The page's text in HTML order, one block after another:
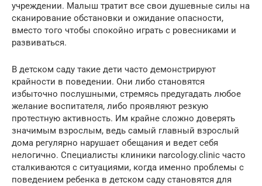
учреждении. Малыш тратит все свои душевные силы на
сканирование обстановки и ожидание опасности,
вместо того чтобы спокойно играть с ровесниками и
развиваться.
В детском саду такие дети часто демонстрируют
крайности в поведении. Они либо становятся
избыточно послушными, стремясь предугадать любое
желание воспитателя, либо проявляют резкую
протестную активность. Им крайне сложно доверять
значимым взрослым, ведь самый главный взрослый
дома регулярно нарушает обещания и ведет себя
нелогично. Специалисты клиники narcology.clinic часто
сталкиваются с ситуациями, когда именно проблемы с
поведением ребенка в детском саду становятся для